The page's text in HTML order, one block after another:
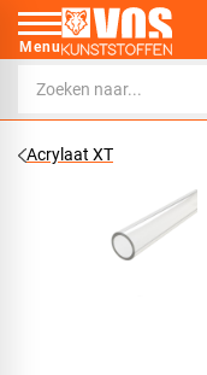
Menu
Acrylaat XT